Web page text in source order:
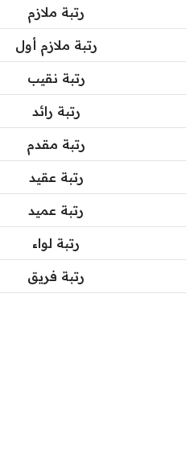
رتبة ملازم
رتبة ملازم أول
رتبة نقيب
رتبة رائد
رتبة مقدم
رتبة عقيد
رتبة عميد
رتبة لواء
رتبة فريق